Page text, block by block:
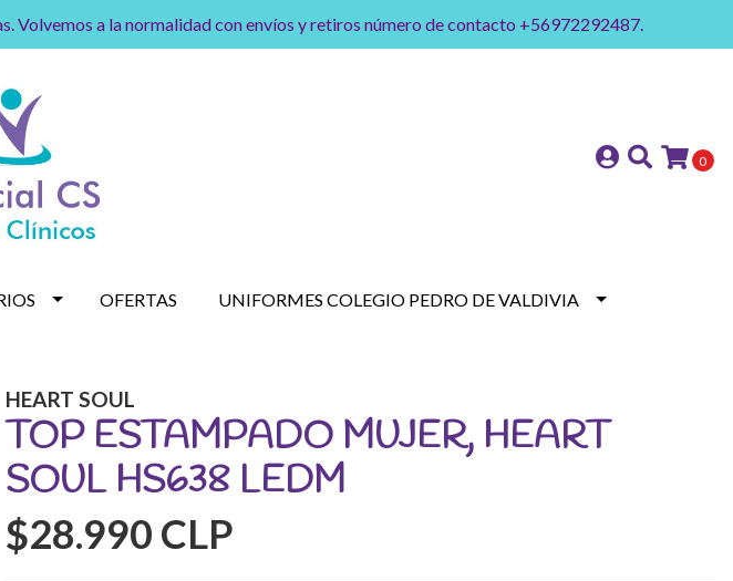
Volvemos a la normalidad con envíos y retiros número de contacto +56972292487.
0
OFERTAS UNIFORMES COLEGIO PEDRO DE VALDIVIA
HEART SOUL
TOP ESTAMPADO MUJER, HEART
SOUL HS638 LEDM
$28.990 CLP